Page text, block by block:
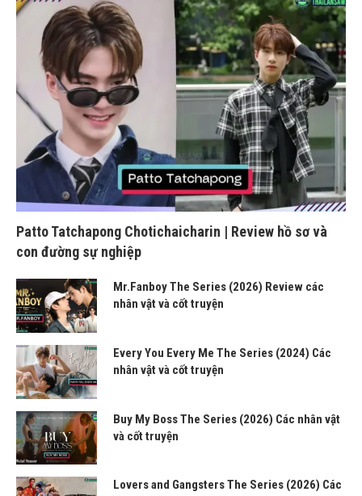
Patto Tatchapong Chotichaicharin | Review hồ sơ và
con đường sự nghiệp
Mr.Fanboy The Series (2026) Review các
nhân vật và cốt truyện
Every You Every Me The Series (2024) Các
nhân vật và cốt truyện
Buy My Boss The Series (2026) Các nhân vật
và cốt truyện
Lovers and Gangsters The Series (2026) Các